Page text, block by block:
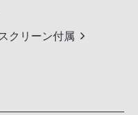
クリーン付属